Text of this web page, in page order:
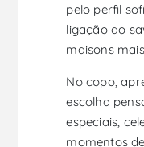
pelo perfil
ligação ao
maisons
No copo,
escolha
especiais,
momentos